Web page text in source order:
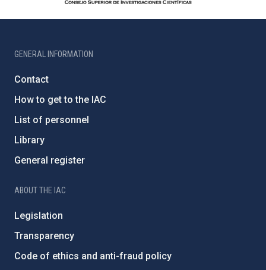
GENERAL INFORMATION
Contact
How to get to the IAC
List of personnel
Library
General register
ABOUT THE IAC
Legislation
Transparency
Code of ethics and anti-fraud policy